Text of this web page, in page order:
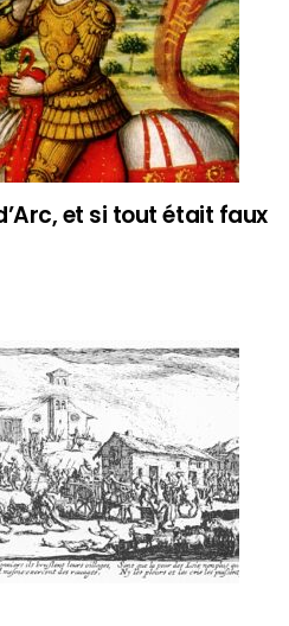
et si tout était faux